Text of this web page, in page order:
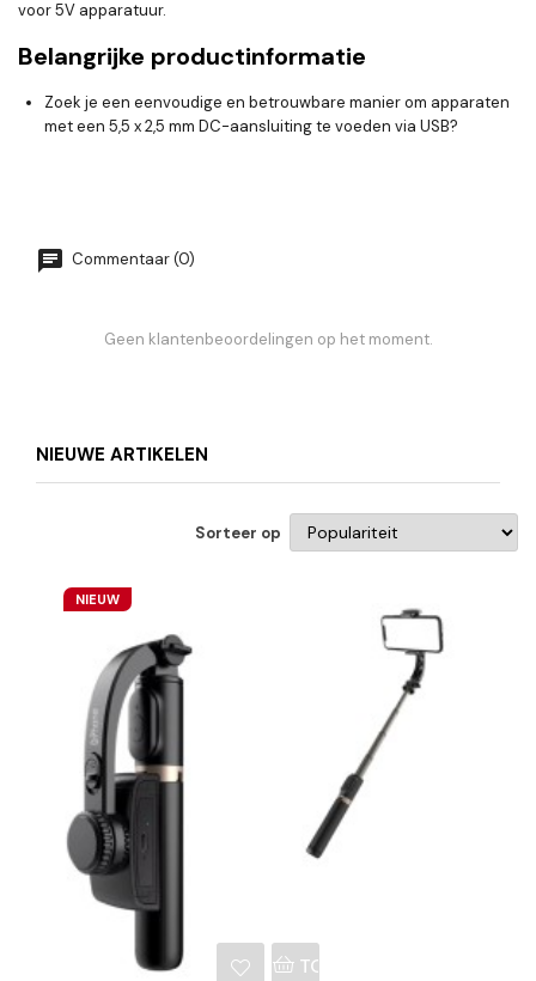
voor 5V apparatuur.
Belangrijke productinformatie
Zoek je een eenvoudige en betrouwbare manier om apparaten
met een 5,5 x 2,5 mm DC-aansluiting te voeden via USB?
Commentaar (0)
Geen klantenbeoordelingen op het moment.
NIEUWE ARTIKELEN
Sorteer op
NIEUW
TOEVOEGEN AAN